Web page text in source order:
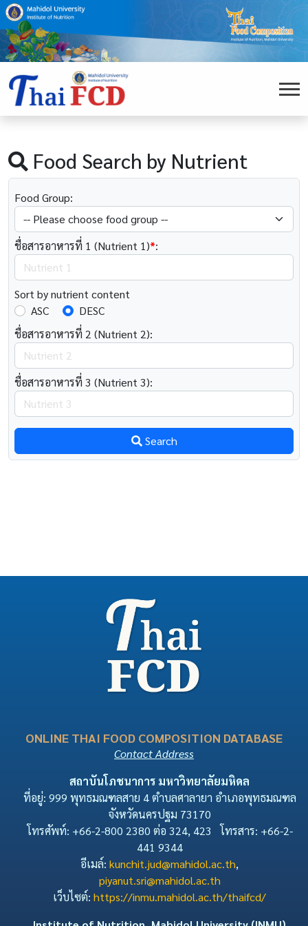
Food Search by Nutrient
Food Group:
ชื่อสารอาหารที่ 1 (Nutrient 1)*:
Sort by nutrient content
ASC
DESC
ชื่อสารอาหารที่ 2 (Nutrient 2):
ชื่อสารอาหารที่ 3 (Nutrient 3):
Search
ONLINE THAI FOOD COMPOSITION DATABASE
Contact Address
สถาบันโภชนาการ มหาวิทยาลัยมหิดล
ที่อยู่: 999 พุทธมณฑลสาย 4 ตำบลศาลายา อำเภอพุทธมณฑล
จังหวัดนครปฐม 73170
โทรศัพท์: +66-2-800 2380 ต่อ 324, 423 โทรสาร: +66-2-
441 9344
อีเมล์: kunchit.jud@mahidol.ac.th,
piyanut.sri@mahidol.ac.th
เว็บไซต์: https://inmu.mahidol.ac.th/thaifcd/